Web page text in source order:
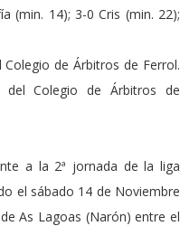
(min. 14); 3-0 Cris (min. 22);
de Árbitros de Ferrol.
del Colegio de Árbitros de
a la 2ª jornada de la liga
el sábado 14 de Noviembre
As Lagoas (Narón) entre el